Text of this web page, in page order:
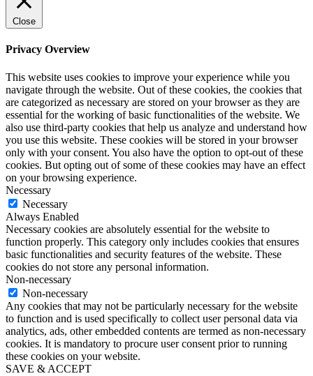
Close
Privacy Overview
This website uses cookies to improve your experience while you
navigate through the website. Out of these cookies, the cookies that
are categorized as necessary are stored on your browser as they are
essential for the working of basic functionalities of the website. We
also use third-party cookies that help us analyze and understand how
you use this website. These cookies will be stored in your browser
only with your consent. You also have the option to opt-out of these
cookies. But opting out of some of these cookies may have an effect
on your browsing experience.
Necessary
Necessary
Always Enabled
Necessary cookies are absolutely essential for the website to
function properly. This category only includes cookies that ensures
basic functionalities and security features of the website. These
cookies do not store any personal information.
Non-necessary
Non-necessary
Any cookies that may not be particularly necessary for the website
to function and is used specifically to collect user personal data via
analytics, ads, other embedded contents are termed as non-necessary
cookies. It is mandatory to procure user consent prior to running
these cookies on your website.
SAVE & ACCEPT